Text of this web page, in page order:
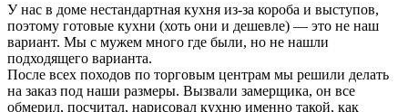
У нас в доме нестандартная кухня из-за короба и выступов,
поэтому готовые кухни (хоть они и дешевле) — это не наш
вариант. Мы с мужем много где были, но не нашли
подходящего варианта.
После всех походов по торговым центрам мы решили делать
на заказ под наши размеры. Вызвали замерщика, он все
обмерил, посчитал, нарисовал кухню именно такой, как